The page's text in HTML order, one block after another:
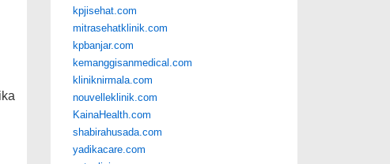
kpjisehat.com
mitrasehatklinik.com
kpbanjar.com
kemanggisanmedical.com
kliniknirmala.com
nouvelleklinik.com
KainaHealth.com
shabirahusada.com
yadikacare.com